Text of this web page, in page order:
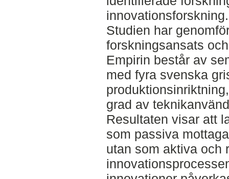
innovationsforskning.
Studien har
forskningsansats
Empirin består av
med fyra svenska
grad av
Resultaten visar att
som passiva
utan som aktiva och